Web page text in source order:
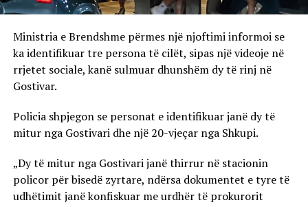
Ministria e Brendshme përmes një njoftimi informoi se
ka identifikuar tre persona të cilët, sipas një videoje në
rrjetet sociale, kanë sulmuar dhunshëm dy të rinj në
Gostivar.
Policia shpjegon se personat e identifikuar janë dy të
mitur nga Gostivari dhe një 20-vjeçar nga Shkupi.
„Dy të mitur nga Gostivari janë thirrur në stacionin
policor për bisedë zyrtare, ndërsa dokumentet e tyre të
udhëtimit janë konfiskuar me urdhër të prokurorit